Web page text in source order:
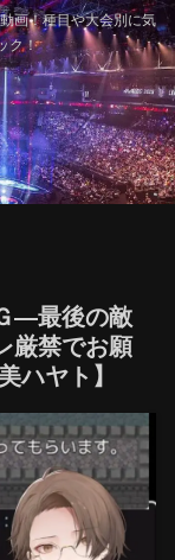
画！種目や大会別に気
ク！
―最後の敵
厳禁でお願
ハヤト】